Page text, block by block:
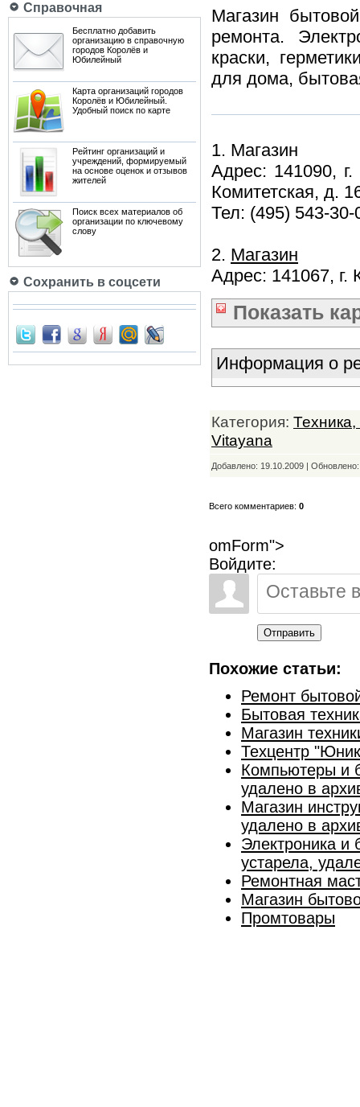
Справочная
Бесплатно добавить
организацию в справочную
городов Королёв и
Юбилейный
Карта организаций городов
Королёв и Юбилейный.
Удобный поиск по карте
Рейтинг организаций и
учреждений, формируемый
на основе оценок и отзывов
жителей
Поиск всех материалов об
организации по ключевому
слову
Сохранить в соцсети
Магазин
ремонта.
краски,
для дома,
1. Магазин
Адрес: 141090,
Комитетская, д.
Тел: (495) 543-30-
2. Магазин
Адрес: 141067, г.
Показать
Информация о
Категория:
Vitayana
Добавлено: 19.10.2009 |
Всего комментариев: 0
omForm">
Войдите:
Отправить
Похожие статьи:
Ремонт
Бытовая
Магазин
Техцентр
Компьютеры и
удалено в
Магазин
удалено в
Электроника и
устарела,
Ремонтная
Магазин
Промтовары